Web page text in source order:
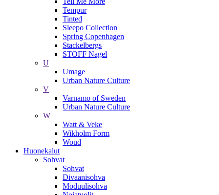
Tempur
Tinted
Sleepo Collection
Spring Copenhagen
Stackelbergs
STOFF Nagel
U
Umage
Urban Nature Culture
V
Varnamo of Sweden
Urban Nature Culture
W
Watt & Veke
Wikholm Form
Woud
Huonekalut
Sohvat
Sohvat
Divaanisohva
Moduulisohva